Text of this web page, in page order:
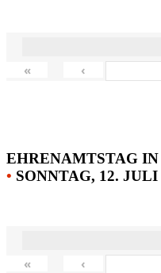
« ‹
EHRENAMTSTAG
• SONNTAG, 12. JULI
« ‹